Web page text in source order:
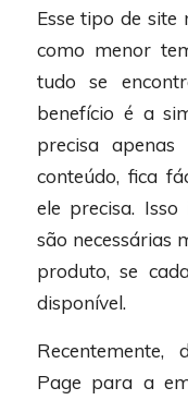
Esse tipo de site
como menor
tudo se
benefício é a
precisa
conteúdo, fica
ele precisa. Isso
são necessárias
produto, se
disponível.
Recentemente,
Page para a